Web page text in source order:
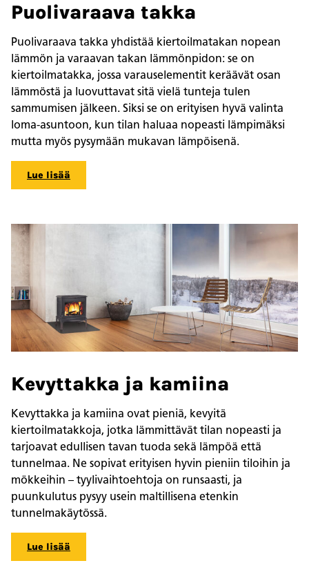
Puolivaraava takka
Puolivaraava takka yhdistää kiertoilmatakan nopean
lämmön ja varaavan takan lämmönpidon: se on
kiertoilmatakka, jossa varauselementit keräävät osan
lämmöstä ja luovuttavat sitä vielä tunteja tulen
sammumisen jälkeen. Siksi se on erityisen hyvä valinta
loma-asuntoon, kun tilan haluaa nopeasti lämpimäksi
mutta myös pysymään mukavan lämpöisenä.
Lue lisää
Kevyttakka ja kamiina
Kevyttakka ja kamiina ovat pieniä, kevyitä
kiertoilmatakkoja, jotka lämmittävät tilan nopeasti ja
tarjoavat edullisen tavan tuoda sekä lämpöä että
tunnelmaa. Ne sopivat erityisen hyvin pieniin tiloihin ja
mökkeihin – tyylivaihtoehtoja on runsaasti, ja
puunkulutus pysyy usein maltillisena etenkin
tunnelmakäytössä.
Lue lisää